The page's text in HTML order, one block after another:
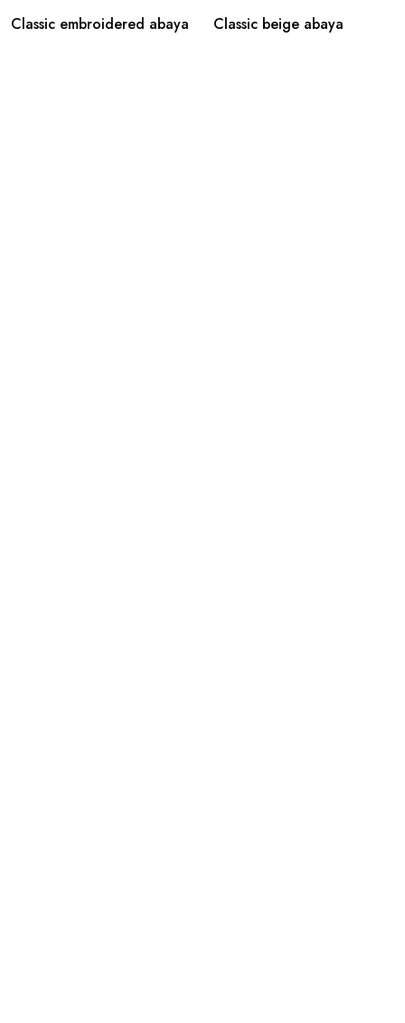
Classic embroidered abaya Classic beige abaya